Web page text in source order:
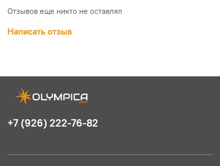
Отзывов еще никто не оставлял
Написать отзыв
+7 (926) 222-76-82